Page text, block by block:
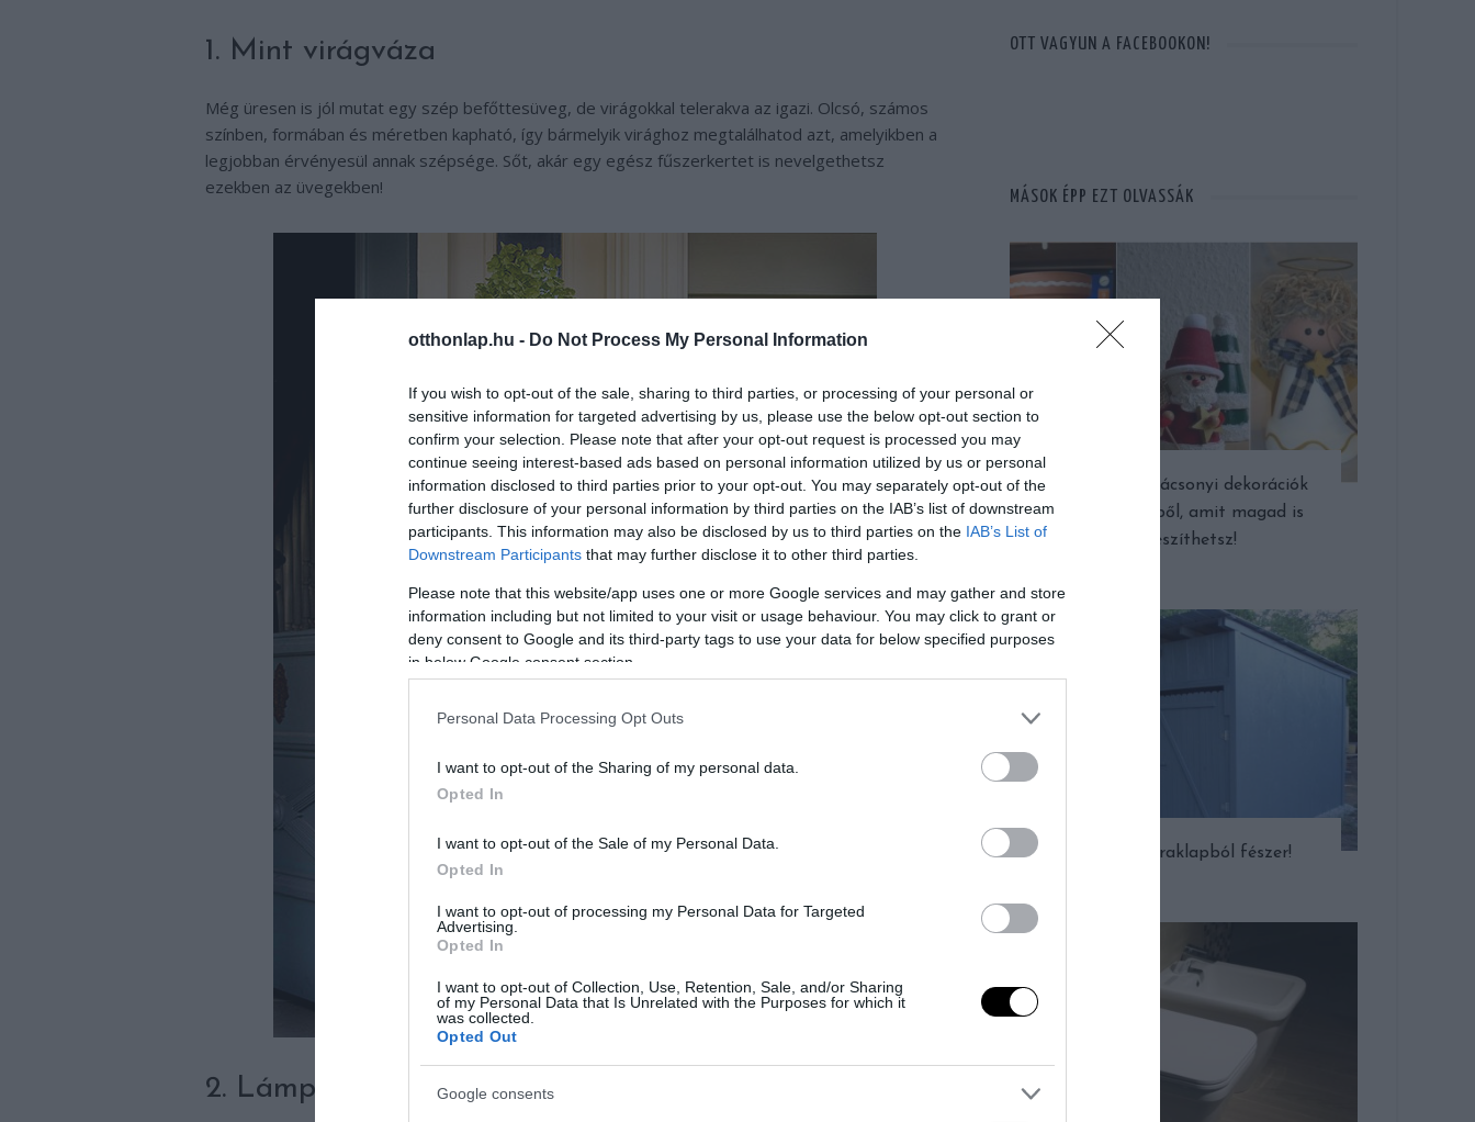
otthonlap.hu - Do Not Process My Personal Information
If you wish to opt-out of the sale, sharing to third parties, or processing of your personal or
sensitive information for targeted advertising by us, please use the below opt-out section to
confirm your selection. Please note that after your opt-out request is processed you may
continue seeing interest-based ads based on personal information utilized by us or personal
information disclosed to third parties prior to your opt-out. You may separately opt-out of the
further disclosure of your personal information by third parties on the IAB’s list of downstream
participants. This information may also be disclosed by us to third parties on the IAB’s List of
Downstream Participants that may further disclose it to other third parties.
Please note that this website/app uses one or more Google services and may gather and store
information including but not limited to your visit or usage behaviour. You may click to grant or
deny consent to Google and its third-party tags to use your data for below specified purposes
in below Google consent section.
Personal Data Processing Opt Outs
I want to opt-out of the Sharing of my personal data.
Opted In
I want to opt-out of the Sale of my Personal Data.
Opted In
I want to opt-out of processing my Personal Data for Targeted
Advertising.
Opted In
I want to opt-out of Collection, Use, Retention, Sale, and/or Sharing
of my Personal Data that Is Unrelated with the Purposes for which it
was collected.
Opted Out
Google consents
1. Mint virágváza
Még üresen is jól mutat egy szép befőttesüveg, de virágokkal telerakva az igazi. Olcsó, számos
színben, formában és méretben kapható, így bármelyik virághoz megtalálhatod azt, amelyikben a
legjobban érvényesül annak szépsége. Sőt, akár egy egész fűszerkertet is nevelgethetsz
ezekben az üvegekben!
2. Lámpások helyett
OTT VAGYUN A FACEBOOKON!
MÁSOK ÉPP EZT OLVASSÁK
Inspiráló karácsonyi dekorációk
virágcserépből, amit magad is
elkészíthetsz!
Így készül raklapból fészer!